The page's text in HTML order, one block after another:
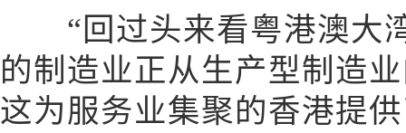
“回过头来看粤港澳大
的制造业正从生产型制造
这为服务业集聚的香港提